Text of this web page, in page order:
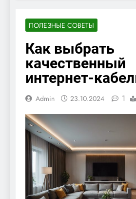
ПОЛЕЗНЫЕ СОВЕТЫ
Как выбрать
качественный
интернет-
Admin 23.10.2024 1